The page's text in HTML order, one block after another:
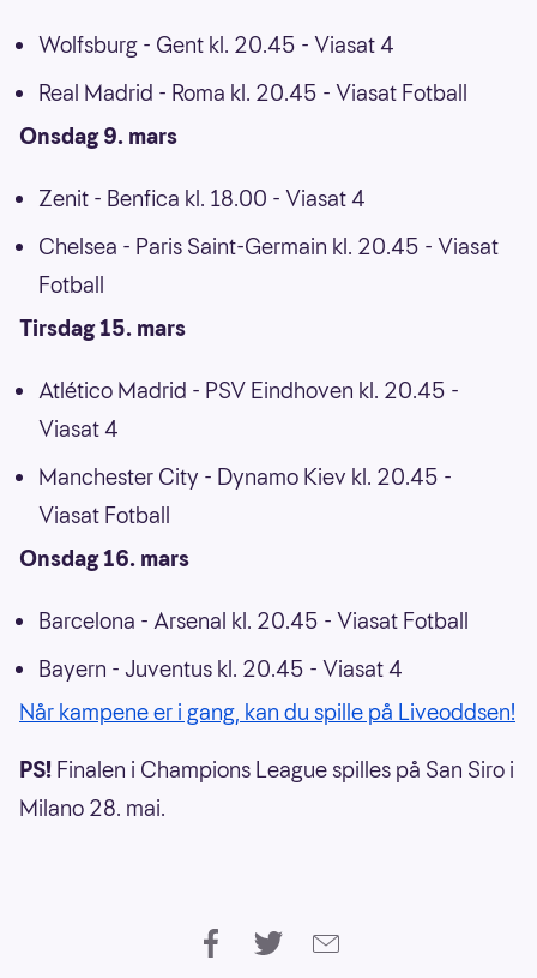
Wolfsburg - Gent kl. 20.45 - Viasat 4
Real Madrid - Roma kl. 20.45 - Viasat Fotball
Onsdag 9. mars
Zenit - Benfica kl. 18.00 - Viasat 4
Chelsea - Paris Saint-Germain kl. 20.45 - Viasat
Fotball
Tirsdag 15. mars
Atlético Madrid - PSV Eindhoven kl. 20.45 -
Viasat 4
Manchester City - Dynamo Kiev kl. 20.45 -
Viasat Fotball
Onsdag 16. mars
Barcelona - Arsenal kl. 20.45 - Viasat Fotball
Bayern - Juventus kl. 20.45 - Viasat 4
Når kampene er i gang, kan du spille på Liveoddsen!
PS! Finalen i Champions League spilles på San Siro i
Milano 28. mai.